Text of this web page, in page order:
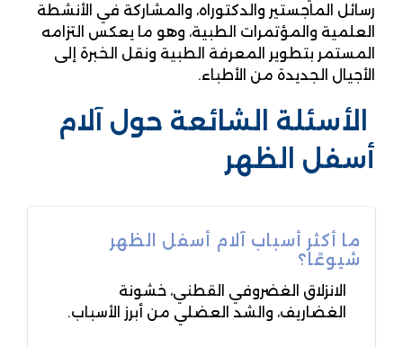
رسائل الماجستير والدكتوراه، والمشاركة في الأنشطة
العلمية والمؤتمرات الطبية، وهو ما يعكس التزامه
المستمر بتطوير المعرفة الطبية ونقل الخبرة إلى
الأجيال الجديدة من الأطباء.
الأسئلة الشائعة حول آلام
أسفل الظهر
ما أكثر أسباب آلام أسفل الظهر
شيوعًا؟
الانزلاق الغضروفي القطني، خشونة
الغضاريف، والشد العضلي من أبرز الأسباب.